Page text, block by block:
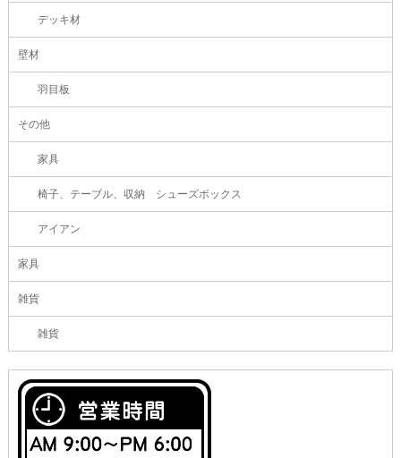
デッキ材
壁材
羽目板
その他
家具
椅子、テーブル、収納 シューズボックス
アイアン
家具
雑貨
雑貨